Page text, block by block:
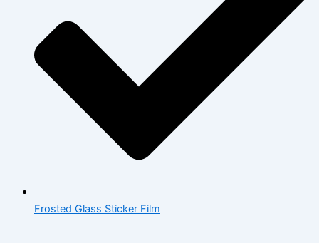
Frosted Glass Sticker Film